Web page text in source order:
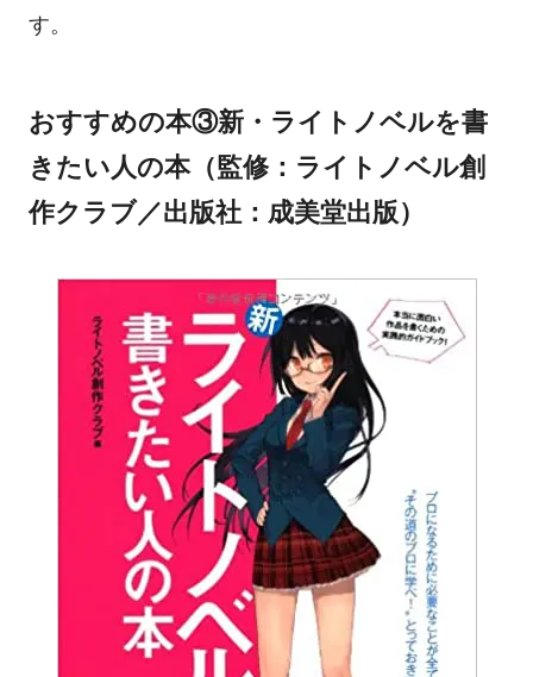
す。
おすすめの本③新・ライトノベルを書
きたい人の本（監修：ライトノベル創
作クラブ／出版社：成美堂出版）